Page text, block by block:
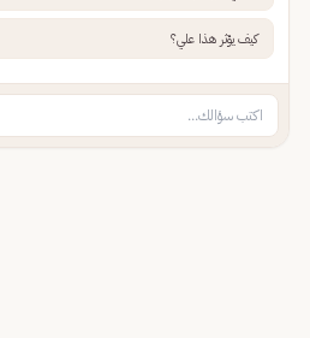
كيف يؤثر هذا علي؟